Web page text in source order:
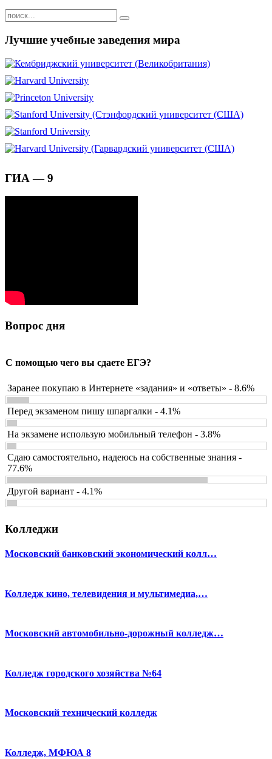
Лучшие учебные заведения мира
ГИА — 9
Вопрос дня
С помощью чего вы сдаете ЕГЭ?
Заранее покупаю в Интернете «задания» и «ответы» - 8.6%
Перед экзаменом пишу шпаргалки - 4.1%
На экзамене использую мобильный телефон - 3.8%
Сдаю самостоятельно, надеюсь на собственные знания -
77.6%
Другой вариант - 4.1%
Колледжи
Московский банковский экономический колл…
Колледж кино, телевидения и мультимедиа,…
Московский автомобильно-дорожный колледж…
Колледж городского хозяйства №64
Московский технический колледж
Колледж, МФЮА 8